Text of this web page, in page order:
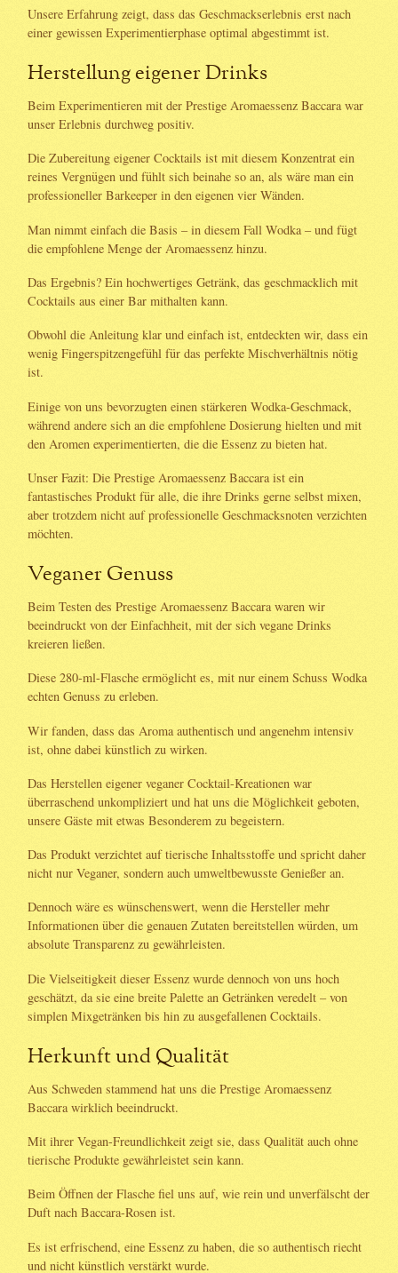
Unsere Erfahrung zeigt, dass das Geschmackserlebnis erst nach
einer gewissen Experimentierphase optimal abgestimmt ist.
Herstellung eigener Drinks
Beim Experimentieren mit der Prestige Aromaessenz Baccara war
unser Erlebnis durchweg positiv.
Die Zubereitung eigener Cocktails ist mit diesem Konzentrat ein
reines Vergnügen und fühlt sich beinahe so an, als wäre man ein
professioneller Barkeeper in den eigenen vier Wänden.
Man nimmt einfach die Basis – in diesem Fall Wodka – und fügt
die empfohlene Menge der Aromaessenz hinzu.
Das Ergebnis? Ein hochwertiges Getränk, das geschmacklich mit
Cocktails aus einer Bar mithalten kann.
Obwohl die Anleitung klar und einfach ist, entdeckten wir, dass ein
wenig Fingerspitzengefühl für das perfekte Mischverhältnis nötig
ist.
Einige von uns bevorzugten einen stärkeren Wodka-Geschmack,
während andere sich an die empfohlene Dosierung hielten und mit
den Aromen experimentierten, die die Essenz zu bieten hat.
Unser Fazit: Die Prestige Aromaessenz Baccara ist ein
fantastisches Produkt für alle, die ihre Drinks gerne selbst mixen,
aber trotzdem nicht auf professionelle Geschmacksnoten verzichten
möchten.
Veganer Genuss
Beim Testen des Prestige Aromaessenz Baccara waren wir
beeindruckt von der Einfachheit, mit der sich vegane Drinks
kreieren ließen.
Diese 280-ml-Flasche ermöglicht es, mit nur einem Schuss Wodka
echten Genuss zu erleben.
Wir fanden, dass das Aroma authentisch und angenehm intensiv
ist, ohne dabei künstlich zu wirken.
Das Herstellen eigener veganer Cocktail-Kreationen war
überraschend unkompliziert und hat uns die Möglichkeit geboten,
unsere Gäste mit etwas Besonderem zu begeistern.
Das Produkt verzichtet auf tierische Inhaltsstoffe und spricht daher
nicht nur Veganer, sondern auch umweltbewusste Genießer an.
Dennoch wäre es wünschenswert, wenn die Hersteller mehr
Informationen über die genauen Zutaten bereitstellen würden, um
absolute Transparenz zu gewährleisten.
Die Vielseitigkeit dieser Essenz wurde dennoch von uns hoch
geschätzt, da sie eine breite Palette an Getränken veredelt – von
simplen Mixgetränken bis hin zu ausgefallenen Cocktails.
Herkunft und Qualität
Aus Schweden stammend hat uns die Prestige Aromaessenz
Baccara wirklich beeindruckt.
Mit ihrer Vegan-Freundlichkeit zeigt sie, dass Qualität auch ohne
tierische Produkte gewährleistet sein kann.
Beim Öffnen der Flasche fiel uns auf, wie rein und unverfälscht der
Duft nach Baccara-Rosen ist.
Es ist erfrischend, eine Essenz zu haben, die so authentisch riecht
und nicht künstlich verstärkt wurde.